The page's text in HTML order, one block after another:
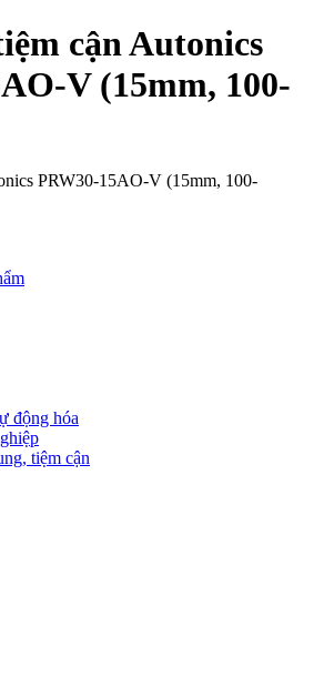
cận Autonics
V (15mm, 100-
PRW30-15AO-V (15mm, 100-
động hóa
tiệm cận